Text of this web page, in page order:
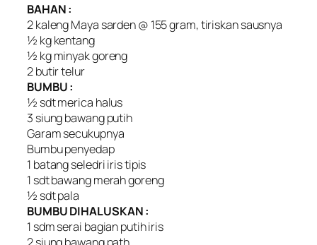
BAHAN :
2 kaleng Maya sarden @ 155 gram, tiriskan sausnya
½ kg kentang
½ kg minyak goreng
2 butir telur
BUMBU :
½ sdt merica halus
3 siung bawang putih
Garam secukupnya
Bumbu penyedap
1 batang seledri iris tipis
1 sdt bawang merah goreng
½ sdt pala
BUMBU DIHALUSKAN :
1 sdm serai bagian putih iris